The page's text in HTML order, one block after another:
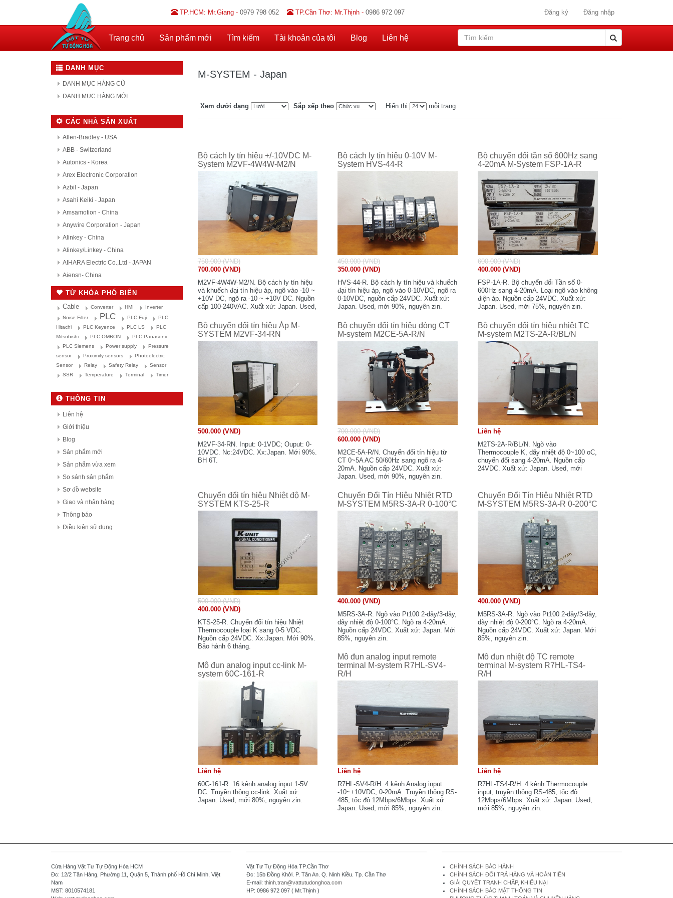
TP.HCM: Mr.Giang - 0979 798 052 TP.Cần Thơ: Mr.Thịnh - 0986 972 097 Đăng ký Đăng nhập
Trang chủ Sản phẩm mới Tìm kiếm Tài khoản của tôi Blog Liên hệ
DANH MỤC
DANH MỤC HÀNG CŨ
DANH MỤC HÀNG MỚI
CÁC NHÀ SẢN XUẤT
Allen-Bradley - USA
ABB - Switzerland
Autonics - Korea
Arex Electronic Corporation
Azbil - Japan
Asahi Keiki - Japan
Amsamotion - China
Anywire Corporation - Japan
Alinkey - China
Alinkey/Linkey - China
AIHARA Electric Co.,Ltd - JAPAN
Aiensn- China
AutomationDirect - USA
D.H.M Korea
Delta - Taiwan
Danfoss - Denmark
DAITRON
Delta Electronics, Inc
Densei-Lambda - Japan
Daihara Electric Co.,Ltd - Japan
Denki Seikosha - Japan
Daiichi Electronics co.,Ltd - Japan
Fuji Electric - Japan
FESTO
FDK Coperation
Hitachi - Japan
HCFA - China
HIOKI - Japan
HAGER
HONEYWELL
Hanyoung - Korea
MAXELL - JAPAN
MOELLER
Michael Riedel - Germany
TỪ KHÓA PHỔ BIẾN
Cable
Converter HMI
Inverter
Noise Filter
PLC PLC Fuji
PLC
Hitachi
PLC Keyence PLC LS
PLC
Mitsubishi
PLC OMRON
PLC Panasonic
PLC Siemens
Power supply
Pressure
sensor
Proximity sensors
Photoelectric
Sensor
Relay Safety Relay
Sensor
SSR
Temperature Terminal Timer
THÔNG TIN
Liên hệ
Giới thiệu
Blog
Sản phẩm mới
Sản phẩm vừa xem
So sánh sản phẩm
Sơ đồ website
Giao và nhận hàng
Thông báo
Điều kiện sử dụng
M-SYSTEM - Japan
Xem dưới dạng Sắp xếp theo Hiển thị mỗi trang
Bộ cách ly tín hiệu +/-10VDC M-
System M2VF-4W4W-M2/N
750.000 (VND)
700.000 (VND)
M2VF-4W4W-M2/N. Bộ cách ly tín hiệu
và khuếch đại tín hiệu áp, ngõ vào -10 ~
+10V DC, ngõ ra -10 ~ +10V DC. Nguồn
cấp 100-240VAC. Xuất xứ: Japan. Used,
Bộ cách ly tín hiệu 0-10V M-
System HVS-44-R
450.000 (VND)
350.000 (VND)
HVS-44-R. Bộ cách ly tín hiệu và khuếch
đại tín hiệu áp, ngõ vào 0-10VDC, ngõ ra
0-10VDC, nguồn cấp 24VDC. Xuất xứ:
Japan. Used, mới 90%, nguyên zin.
Bộ chuyển đổi tần số 600Hz sang
4-20mA M-System FSP-1A-R
600.000 (VND)
400.000 (VND)
FSP-1A-R. Bộ chuyển đổi Tần số 0-
600Hz sang 4-20mA. Loại ngõ vào không
điện áp. Nguồn cấp 24VDC. Xuất xứ:
Japan. Used, mới 75%, nguyên zin.
Bộ chuyển đổi tín hiệu Áp M-
SYSTEM M2VF-34-RN
500.000 (VND)
M2VF-34-RN. Input: 0-1VDC; Ouput: 0-
10VDC. Nc:24VDC. Xx:Japan. Mới 90%.
BH 6T.
Bộ chuyển đổi tín hiệu dòng CT
M-system M2CE-5A-R/N
700.000 (VND)
600.000 (VND)
M2CE-5A-R/N. Chuyển đổi tín hiệu từ
CT 0~5A AC 50/60Hz sang ngõ ra 4-
20mA. Nguồn cấp 24VDC. Xuất xứ:
Japan. Used, mới 90%, nguyên zin.
Bộ chuyển đổi tín hiệu nhiệt TC
M-system M2TS-2A-R/BL/N
Liên hệ
M2TS-2A-R/BL/N. Ngõ vào
Thermocouple K, dãy nhiệt độ 0~100 oC,
chuyển đổi sang 4-20mA. Nguồn cấp
24VDC. Xuất xứ: Japan. Used, mới
Chuyển đổi tín hiệu Nhiệt độ M-
SYSTEM KTS-25-R
500.000 (VND)
400.000 (VND)
KTS-25-R. Chuyển đổi tín hiệu Nhiệt
Thermocouple loại K sang 0-5 VDC.
Nguồn cấp 24VDC. Xx:Japan. Mới 90%.
Bảo hành 6 tháng.
Chuyển Đổi Tín Hiệu Nhiệt RTD
M-SYSTEM M5RS-3A-R 0-100°C
400.000 (VND)
M5RS-3A-R. Ngõ vào Pt100 2-dây/3-dây,
dãy nhiệt độ 0-100°C. Ngõ ra 4-20mA.
Nguồn cấp 24VDC. Xuất xứ: Japan. Mới
85%, nguyên zin.
Chuyển Đổi Tín Hiệu Nhiệt RTD
M-SYSTEM M5RS-3A-R 0-200°C
400.000 (VND)
M5RS-3A-R. Ngõ vào Pt100 2-dây/3-dây,
dãy nhiệt độ 0-200°C. Ngõ ra 4-20mA.
Nguồn cấp 24VDC. Xuất xứ: Japan. Mới
85%, nguyên zin.
Mô đun analog input cc-link M-
system 60C-161-R
Liên hệ
60C-161-R. 16 kênh analog input 1-5V
DC. Truyền thông cc-link. Xuất xứ:
Japan. Used, mới 80%, nguyên zin.
Mô đun analog input remote
terminal M-system R7HL-SV4-
R/H
Liên hệ
R7HL-SV4-R/H. 4 kênh Analog input
-10~+10VDC, 0-20mA. Truyền thông RS-
485, tốc độ 12Mbps/6Mbps. Xuất xứ:
Japan. Used, mới 85%, nguyên zin.
Mô đun nhiệt độ TC remote
terminal M-system R7HL-TS4-
R/H
Liên hệ
R7HL-TS4-R/H. 4 kênh Thermocouple
input, truyền thông RS-485, tốc độ
12Mbps/6Mbps. Xuất xứ: Japan. Used,
mới 85%, nguyên zin.
Cửa Hàng Vật Tư Tự Động Hóa HCM
Đc: 12/2 Tân Hàng, Phường 11, Quận 5, Thành phố Hồ Chí Minh, Việt
Nam
MST: 8010574181
Vật Tư Tự Động Hóa TP.Cần Thơ
Đc: 15b Đồng Khởi. P. Tân An. Q. Ninh Kiều. Tp. Cần Thơ
E-mail: thinh.tran@vattutudonghoa.com
HP: 0986 972 097 ( Mr.Thịnh )
CHÍNH SÁCH BẢO HÀNH
CHÍNH SÁCH ĐỔI TRẢ HÀNG VÀ HOÀN TIỀN
GIẢI QUYẾT TRANH CHẤP, KHIẾU NẠI
CHÍNH SÁCH BẢO MẬT THÔNG TIN